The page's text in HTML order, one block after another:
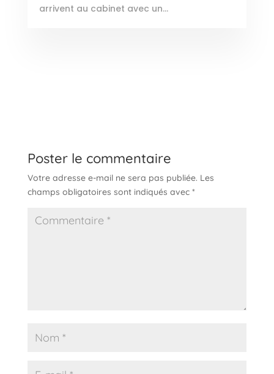
arrivent au cabinet avec un...
Poster le commentaire
Votre adresse e-mail ne sera pas publiée. Les
champs obligatoires sont indiqués avec *